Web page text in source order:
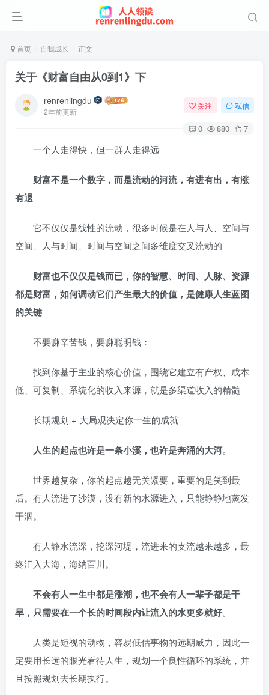
首页 自我成长 正文
关于《财富自由从0到1》下
renrenlingdu
2年前更新
关注 私信
0 880 7
一个人走得快，但一群人走得远
财富不是一个数字，而是流动的河流，有进有出，有涨
有退
它不仅仅是线性的流动，很多时候是在人与人、空间与
空间、人与时间、时间与空间之间多维度交叉流动的
财富也不仅仅是钱而已，你的智慧、时间、人脉、资源
都是财富，如何调动它们产生最大的价值，是健康人生蓝图
的关键
不要赚辛苦钱，要赚聪明钱：
找到你基于主业的核心价值，围绕它建立有产权、成本
低、可复制、系统化的收入来源，就是多渠道收入的精髓
长期规划 + 大局观决定你一生的成就
人生的起点也许是一条小溪，也许是奔涌的大河。
世界越复杂，你的起点越无关紧要，重要的是笑到最
后。有人流进了沙漠，没有新的水源进入，只能静静地蒸发
干涸。
有人静水流深，挖深河堤，流进来的支流越来越多，最
终汇入大海，海纳百川。
不会有人一生中都是涨潮，也不会有人一辈子都是干
旱，只需要在一个长的时间段内让流入的水更多就好。
人类是短视的动物，容易低估事物的远期威力，因此一
定要用长远的眼光看待人生，规划一个良性循环的系统，并
且按照规划去长期执行。